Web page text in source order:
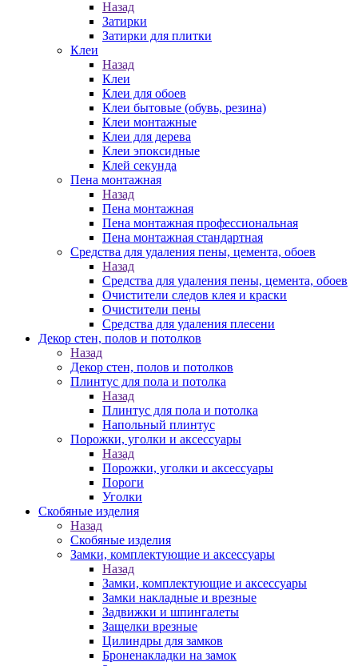
Назад
Затирки
Затирки для плитки
Клеи
Назад
Клеи
Клеи для обоев
Клеи бытовые (обувь, резина)
Клеи монтажные
Клеи для дерева
Клеи эпоксидные
Клей секунда
Пена монтажная
Назад
Пена монтажная
Пена монтажная профессиональная
Пена монтажная стандартная
Средства для удаления пены, цемента, обоев
Назад
Средства для удаления пены, цемента, обоев
Очистители следов клея и краски
Очистители пены
Средства для удаления плесени
Декор стен, полов и потолков
Назад
Декор стен, полов и потолков
Плинтус для пола и потолка
Назад
Плинтус для пола и потолка
Напольный плинтус
Порожки, уголки и аксессуары
Назад
Порожки, уголки и аксессуары
Пороги
Уголки
Скобяные изделия
Назад
Скобяные изделия
Замки, комплектующие и аксессуары
Назад
Замки, комплектующие и аксессуары
Замки накладные и врезные
Задвижки и шпингалеты
Защелки врезные
Цилиндры для замков
Броненакладки на замок